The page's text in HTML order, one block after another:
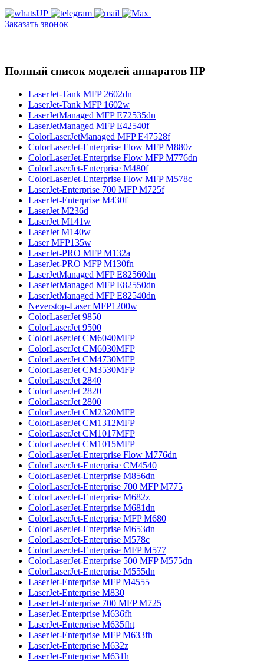
Заказать звонок
Полный список моделей аппаратов HP
LaserJet-Tank MFP 2602dn
LaserJet-Tank MFP 1602w
LaserJetManaged MFP E72535dn
LaserJetManaged MFP E42540f
ColorLaserJetManaged MFP E47528f
ColorLaserJet-Enterprise Flow MFP M880z
ColorLaserJet-Enterprise Flow MFP M776dn
ColorLaserJet-Enterprise M480f
ColorLaserJet-Enterprise Flow MFP M578с
LaserJet-Enterprise 700 MFP M725f
LaserJet-Enterprise M430f
LaserJet M236d
LaserJet M141w
LaserJet M140w
Laser MFP135w
LaserJet-PRO MFP M132a
LaserJet-PRO MFP M130fn
LaserJetManaged MFP E82560dn
LaserJetManaged MFP E82550dn
LaserJetManaged MFP E82540dn
Neverstop-Laser MFP1200w
ColorLaserJet 9850
ColorLaserJet 9500
ColorLaserJet CM6040MFP
ColorLaserJet CM6030MFP
ColorLaserJet CM4730MFP
ColorLaserJet CM3530MFP
ColorLaserJet 2840
ColorLaserJet 2820
ColorLaserJet 2800
ColorLaserJet CM2320MFP
ColorLaserJet CM1312MFP
ColorLaserJet CM1017MFP
ColorLaserJet CM1015MFP
ColorLaserJet-Enterprise Flow M776dn
ColorLaserJet-Enterprise CM4540
ColorLaserJet-Enterprise M856dn
ColorLaserJet-Enterprise 700 MFP M775
ColorLaserJet-Enterprise M682z
ColorLaserJet-Enterprise M681dn
ColorLaserJet-Enterprise MFP M680
ColorLaserJet-Enterprise M653dn
ColorLaserJet-Enterprise M578с
ColorLaserJet-Enterprise MFP M577
ColorLaserJet-Enterprise 500 MFP M575dn
ColorLaserJet-Enterprise M555dn
LaserJet-Enterprise MFP M4555
LaserJet-Enterprise M830
LaserJet-Enterprise 700 MFP M725
LaserJet-Enterprise M636fh
LaserJet-Enterprise M635fht
LaserJet-Enterprise MFP M633fh
LaserJet-Enterprise M632z
LaserJet-Enterprise M631h